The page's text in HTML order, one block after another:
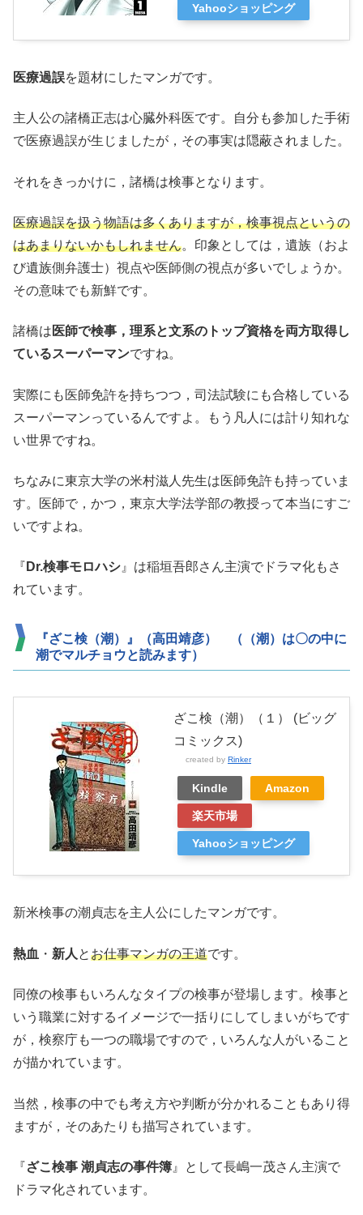
Yahooショッピング
医療過誤を題材にしたマンガです。
主人公の諸橋正志は心臓外科医です。自分も参加した手術
で医療過誤が生じましたが，その事実は隠蔽されました。
それをきっかけに，諸橋は検事となります。
医療過誤を扱う物語は多くありますが，検事視点というの
はあまりないかもしれません。印象としては，遺族（およ
び遺族側弁護士）視点や医師側の視点が多いでしょうか。
その意味でも新鮮です。
諸橋は 医師で検事，理系と文系のトップ資格を両方取得し
ているスーパーマンですね。
実際にも医師免許を持ちつつ，司法試験にも合格している
スーパーマンっているんですよ。もう凡人には計り知れな
い世界ですね。
ちなみに東京大学の米村滋人先生は医師免許も持っていま
す。医師で，かつ，東京大学法学部の教授って本当にすご
いですよね。
『 Dr.検事モロハシ』は稲垣吾郎さん主演でドラマ化もさ
れています。
『ざこ検（潮）』（高田靖彦） （（潮）は〇の中に
潮でマルチョウと読みます）
ざこ検（潮）（１） (ビッグ
コミックス)
created by Rinker
Kindle Amazon
楽天市場
Yahooショッピング
新米検事の潮貞志を主人公にしたマンガです。
熱血 ・ 新人 とお仕事マンガの王道です。
同僚の検事もいろんなタイプの検事が登場します。検事と
いう職業に対するイメージで一括りにしてしまいがちです
が，検察庁も一つの職場ですので，いろんな人がいること
が描かれています。
当然，検事の中でも考え方や判断が分かれることもあり得
ますが，そのあたりも描写されています。
『ざこ検事 潮貞志の事件簿 』として長嶋一茂さん主演で
ドラマ化されています。